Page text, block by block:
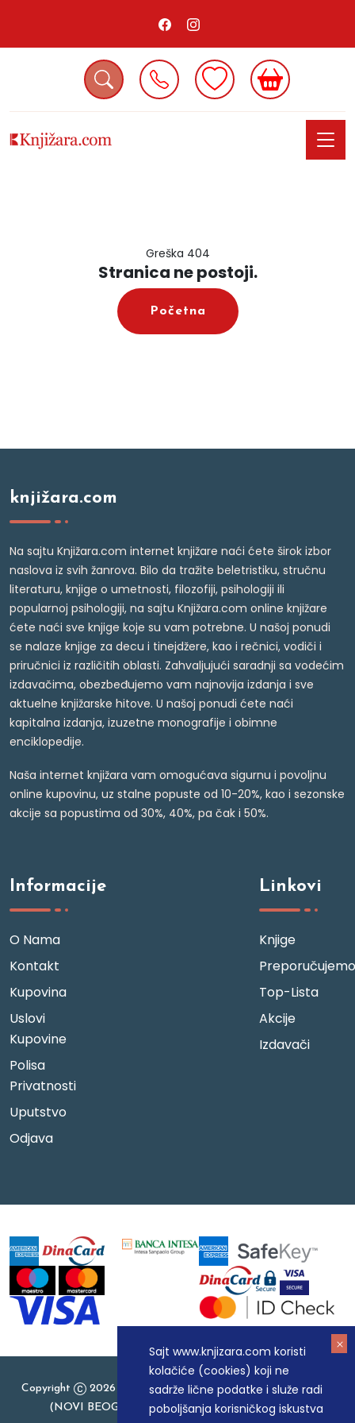
Sajt www.knjizara.com koristi
kolačiće (cookies) koji ne
sadrže lične podatke i služe radi
poboljšanja korisničkog iskustva
Greška 404
Stranica ne postoji.
Početna
knjižara.com
Na sajtu Knjižara.com internet knjižare naći ćete širok izbor
naslova iz svih žanrova. Bilo da tražite beletristiku, stručnu
literaturu, knjige o umetnosti, filozofiji, psihologiji ili
popularnoj psihologiji, na sajtu Knjižara.com online knjižare
ćete naći sve knjige koje su vam potrebne. U našoj ponudi
se nalaze knjige za decu i tinejdžere, kao i rečnici, vodiči i
priručnici iz različitih oblasti. Zahvaljujući saradnji sa vodećim
izdavačima, obezbeđujemo vam najnovija izdanja i sve
aktuelne knjižarske hitove. U našoj ponudi ćete naći
kapitalna izdanja, izuzetne monografije i obimne
enciklopedije.
Naša internet knjižara vam omogućava sigurnu i povoljnu
online kupovinu, uz stalne popuste od 10-20%, kao i sezonske
akcije sa popustima od 30%, 40%, pa čak i 50%.
Informacije
O Nama
Kontakt
Kupovina
Uslovi
Kupovine
Polisa
Privatnosti
Uputstvo
Odjava
Linkovi
Knjige
Preporučujemo
Top-Lista
Akcije
Izdavači
Copyright
2026 Knjizara.com - MAKART DOO BEOGRAD
(NOVI BEOGRAD), PIB: 105184104, MB: 20337524